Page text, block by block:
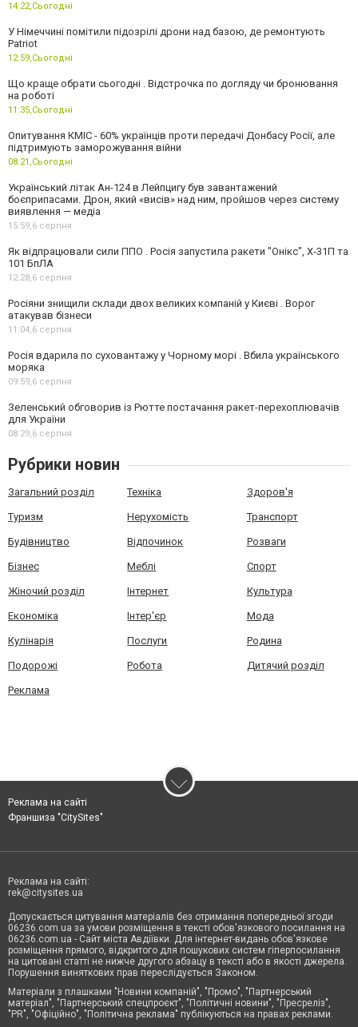
14:22,Сьогодні
У Німеччині помітили підозрілі дрони над базою, де ремонтують
Patriot
12:59,Сьогодні
Що краще обрати сьогодні . Відстрочка по догляду чи бронювання
на роботі
11:35,Сьогодні
Опитування КМІС - 60% українців проти передачі Донбасу Росії, але
підтримують заморожування війни
08:21,Сьогодні
Український літак Ан-124 в Лейпцигу був завантажений
боєприпасами. Дрон, який «висів» над ним, пройшов через систему
виявлення — медіа
15:59,6 серпня
Як відпрацювали сили ППО . Росія запустила ракети "Онікс", Х-31П та
101 БпЛА
12:28,6 серпня
Росіяни знищили склади двох великих компаній у Києві . Ворог
атакував бізнеси
11:04,6 серпня
Росія вдарила по суховантажу у Чорному морі . Вбила українського
моряка
09:59,6 серпня
Зеленський обговорив із Рютте постачання ракет-перехоплювачів
для України
08:29,6 серпня
Рубрики новин
Загальний розділ Техніка Здоров'я
Туризм Нерухомість Транспорт
Будівництво Відпочинок Розваги
Бізнес Меблі Спорт
Жіночий розділ Інтернет Культура
Економіка Інтер'єр Мода
Кулінарія Послуги Родина
Подорожі Робота Дитячий розділ
Реклама
Реклама на сайті
Франшиза "CitySites"
Реклама на сайті:
rek@citysites.ua
Допускається цитування матеріалів без отримання попередньої згоди
06236.com.ua за умови розміщення в тексті обов'язкового посилання на
06236.com.ua - Сайт міста Авдіївки. Для інтернет-видань обов'язкове
розміщення прямого, відкритого для пошукових систем гіперпосилання
на цитовані статті не нижче другого абзацу в тексті або в якості джерела.
Порушення виняткових прав переслідується Законом.
Матеріали з плашками "Новини компаній", "Промо", "Партнерський
матеріал", "Партнерський спецпроєкт", "Політичні новини", "Пресреліз",
"PR", "Офіційно", "Політична реклама" публікуються на правах реклами.